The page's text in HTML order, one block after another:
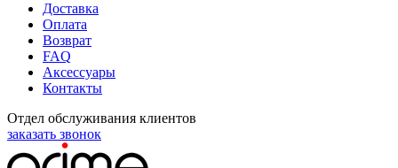
Доставка
Оплата
Возврат
FAQ
Аксессуары
Контакты
Отдел обслуживания клиентов
заказать звонок